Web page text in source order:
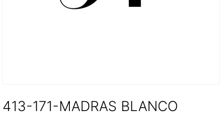
413-171-MADRAS BLANCO